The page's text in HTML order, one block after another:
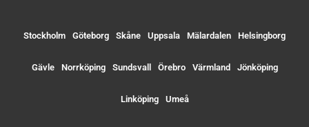
Stockholm Göteborg Skåne Uppsala Mälardalen Helsingborg
Gävle Norrköping Sundsvall Örebro Värmland Jönköping
Linköping Umeå